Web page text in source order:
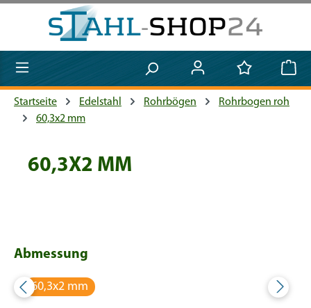
Zum Hauptinhalt springen
Startseite Edelstahl Rohrbögen
Rohrbogen roh
60,3x2 mm
60,3X2 MM
Abmessung
60,3x2 mm